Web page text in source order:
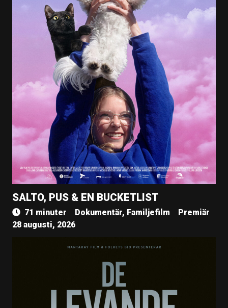
SALTO, PUS & EN BUCKETLIST
71 minuter Dokumentär, Familjefilm
Premiär
28 augusti, 2026